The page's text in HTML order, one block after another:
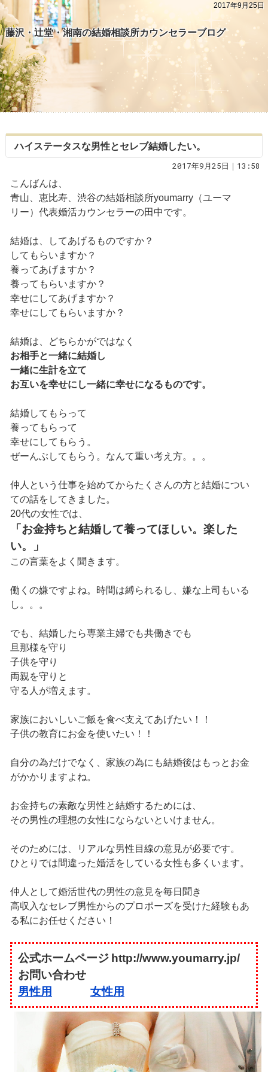
2017年9月25日
藤沢・辻堂・湘南の結婚相談所カウンセラーブログ
ハイステータスな男性とセレブ結婚したい。
2017年9月25日｜13:58
こんばんは、
青山、恵比寿、渋谷の結婚相談所youmarry（ユーマ
リー）代表婚活カウンセラーの田中です。
結婚は、してあげるものですか？
してもらいますか？
養ってあげますか？
養ってもらいますか？
幸せにしてあげますか？
幸せにしてもらいますか？
結婚は、どちらかがではなく
お相手と一緒に結婚し
一緒に生計を立て
お互いを幸せにし一緒に幸せになるものです。
結婚してもらって
養ってもらって
幸せにしてもらう。
ぜーんぶしてもらう。なんて重い考え方。。。
仲人という仕事を始めてからたくさんの方と結婚につい
ての話をしてきました。
20代の女性では、
「お金持ちと結婚して養ってほしい。楽した
い。」
この言葉をよく聞きます。
働くの嫌ですよね。時間は縛られるし、嫌な上司もいる
し。。。
でも、結婚したら専業主婦でも共働きでも
旦那様を守り
子供を守り
両親を守りと
守る人が増えます。
家族においしいご飯を食べ支えてあげたい！！
子供の教育にお金を使いたい！！
自分の為だけでなく、家族の為にも結婚後はもっとお金
がかかりますよね。
お金持ちの素敵な男性と結婚するためには、
その男性の理想の女性にならないといけません。
そのためには、リアルな男性目線の意見が必要です。
ひとりでは間違った婚活をしている女性も多くいます。
仲人として婚活世代の男性の意見を毎日聞き
高収入なセレブ男性からのプロポーズを受けた経験もあ
る私にお任せください！
公式ホームページ http://www.youmarry.jp/
お問い合わせ
男性用
女性用